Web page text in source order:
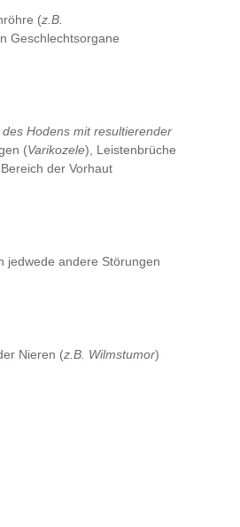
(z.B.
Geschlechtsorgane
des Hodens mit resultierender
(Varikozele), Leistenbrüche
der Vorhaut
jedwede andere Störungen
Nieren (z.B. Wilmstumor)